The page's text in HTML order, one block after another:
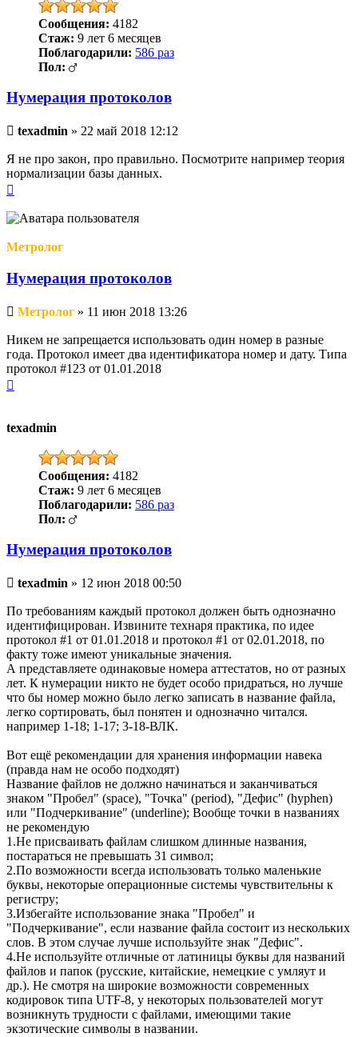
Сообщения: 4182
Стаж: 9 лет 6 месяцев
Поблагодарили: 586 раз
Пол:
Нумерация протоколов
Непрочитанное
texadmin » 22 май 2018 12:12
Я не про закон, про правильно. Посмотрите например теория
нормализации базы данных.
началу
Метролог
Нумерация протоколов
Непрочитанное
сообщение
Метролог » 11 июн 2018 13:26
Никем не запрещается использовать один номер в разные
года. Протокол имеет два идентификатора номер и дату. Типа
протокол #123 от 01.01.2018
texadmin
Сообщения: 4182
Стаж: 9 лет 6 месяцев
Поблагодарили: 586 раз
Пол:
Нумерация протоколов
Непрочитанное
texadmin » 12 июн 2018 00:50
По требованиям каждый протокол должен быть однозначно
идентифицирован. Извините технаря практика, по идее
протокол #1 от 01.01.2018 и протокол #1 от 02.01.2018, по
факту тоже имеют уникальные значения.
А представляете одинаковые номера аттестатов, но от разных
лет. К нумерации никто не будет особо придраться, но лучше
что бы номер можно было легко записать в название файла,
легко сортировать, был понятен и однозначно читался.
например 1-18; 1-17; 3-18-ВЛК.
Вот ещё рекомендации для хранения информации навека
(правда нам не особо подходят)
Название файлов не должно начинаться и заканчиваться
знаком "Пробел" (space), "Точка" (period), "Дефис" (hyphen)
или "Подчеркивание" (underline); Вообще точки в названиях
не рекомендую
1.Не присваивать файлам слишком длинные названия,
постараться не превышать 31 символ;
2.По возможности всегда использовать только маленькие
буквы, некоторые операционные системы чувствительны к
регистру;
3.Избегайте использование знака "Пробел" и
"Подчеркивание", если название файла состоит из нескольких
слов. В этом случае лучше используйте знак "Дефис".
4.Не используйте отличные от латиницы буквы для названий
файлов и папок (русские, китайские, немецкие с умляут и
др.). Не смотря на широкие возможности современных
кодировок типа UTF-8, у некоторых пользователей могут
возникнуть трудности с файлами, имеющими такие
экзотические символы в названии.